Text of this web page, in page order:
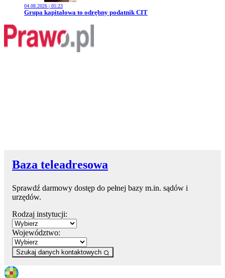
04.08.2026 | 05:23
Przejdź do artykułu:
Grupa kapitałowa to odrębny podatnik CIT
Baza teleadresowa
Sprawdź darmowy dostęp do pełnej bazy m.in. sądów i
urzędów.
Rodzaj instytucji:
Województwo:
Szukaj danych kontaktowych